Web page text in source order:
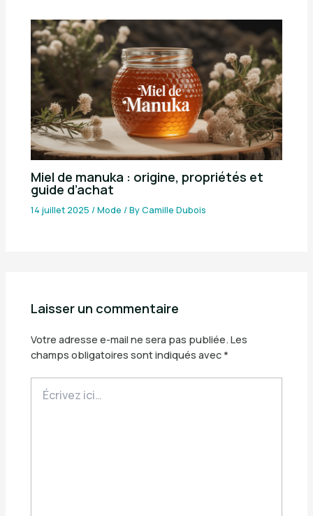
Miel de manuka : origine, propriétés et
guide d’achat
14 juillet 2025/Mode / ByCamille Dubois
Laisser un commentaire
Votre adresse e-mail ne sera pas publiée. Les
champs obligatoires sont indiqués avec *
ici…